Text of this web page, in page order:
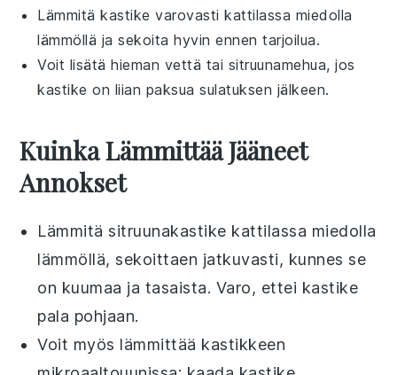
Lämmitä kastike varovasti kattilassa miedolla
lämmöllä ja sekoita hyvin ennen tarjoilua.
Voit lisätä hieman vettä tai sitruunamehua, jos
kastike on liian paksua sulatuksen jälkeen.
Kuinka Lämmittää Jääneet
Annokset
Lämmitäsitruunakastike kattilassa miedolla
lämmöllä, sekoittaen jatkuvasti, kunnes se
on kuumaa ja tasaista. Varo, ettei kastike
pala pohjaan.
Voit myös lämmittää kastikkeen